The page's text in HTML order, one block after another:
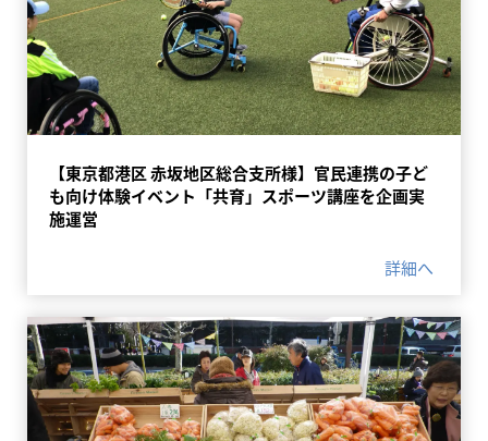
【東京都港区 赤坂地区総合支所様】官民連携の子ど
も向け体験イベント「共育」スポーツ講座を企画実
施運営
詳細へ